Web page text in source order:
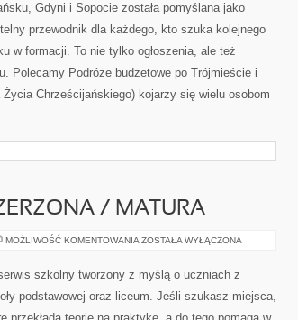
Gdyni i Sopocie została pomyślana jako
przewodnik dla każdego, kto szuka kolejnego
w formacji. To nie tylko ogłoszenia, ale też
Polecamy Podróże budżetowe po Trójmieście i
Chrześcijańskiego) kojarzy się wielu osobom
/ MATURA
MOŻLIWOŚĆ KOMENTOWANIA MATEMATYKA
MATURA
ZOSTAŁA WYŁĄCZONA
szkolny tworzony z myślą o uczniach z
podstawowej oraz liceum. Jeśli szukasz miejsca,